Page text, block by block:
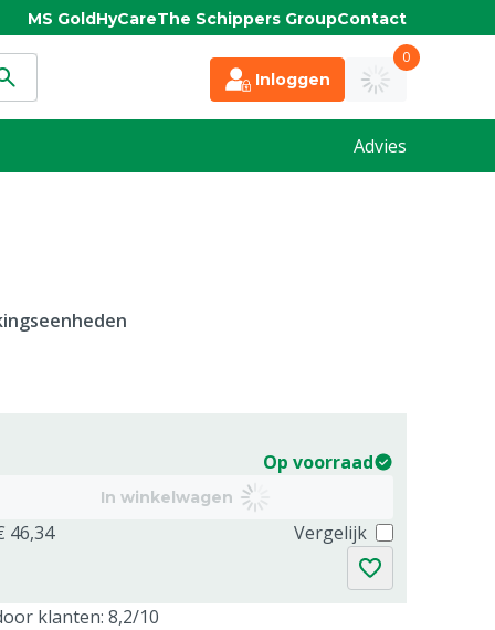
MS GoldHyCareThe Schippers GroupContact
Inloggen
0
Advies
Op voorraad
In winkelwagen
46,34 Vergelijk
klanten: 8,2/10